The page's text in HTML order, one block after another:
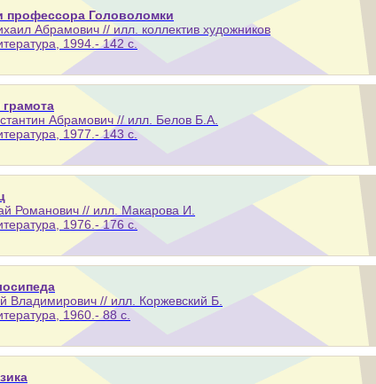
профессора Головоломки
Абрамович // илл. коллектив художников
1994.- 142 с.
Абрамович // илл. Белов Б.А.
1977.- 143 с.
Романович // илл. Макарова И.
1976.- 176 с.
Владимирович // илл. Коржевский Б.
1960.- 88 с.